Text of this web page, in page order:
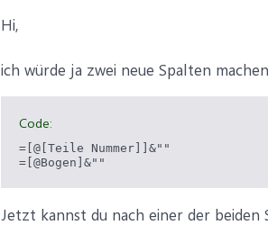
Hi,
ich würde ja zwei neue Spalten
Code:
=[@[Teile Nummer]]&""
=[@Bogen]&""
Jetzt kannst du nach einer der beiden